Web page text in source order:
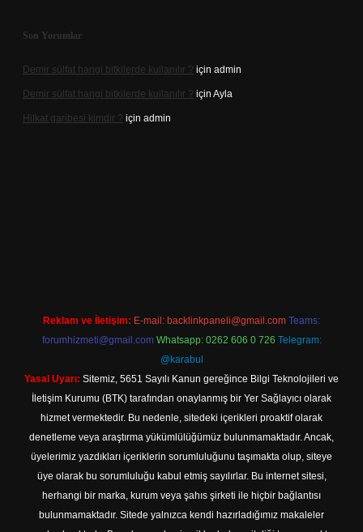
Son Yorumlar
Demir sülfat hangi bitkilerde kullanılır ? için admin
Demir sülfat hangi bitkilerde kullanılır ? için Ayla
Hilkat garibesi kimdir ? için admin
Reklam ve İletişim: E-mail: backlinkpaneli@gmail.com Teams:
forumhizmeti@gmail.com Whatsapp: 0262 606 0 726 Telegram:
@karabul
Yasal Uyarı: Sitemiz, 5651 Sayılı Kanun gereğince Bilgi Teknolojileri ve
İletişim Kurumu (BTK) tarafından onaylanmış bir Yer Sağlayıcı olarak
hizmet vermektedir. Bu nedenle, sitedeki içerikleri proaktif olarak
denetleme veya araştırma yükümlülüğümüz bulunmamaktadır. Ancak,
üyelerimiz yazdıkları içeriklerin sorumluluğunu taşımakta olup, siteye
üye olarak bu sorumluluğu kabul etmiş sayılırlar. Bu internet sitesi,
herhangi bir marka, kurum veya şahıs şirketi ile hiçbir bağlantısı
bulunmamaktadır. Sitede yalnızca kendi hazırladığımız makaleler